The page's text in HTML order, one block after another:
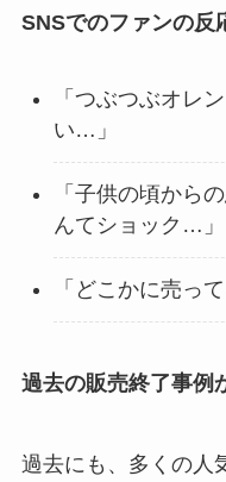
SNSでのファンの反
「つぶつぶオレ
い…」
「子供の頃から
んてショック…」
「どこかに売っ
過去の販売終了事例
過去にも、多くの人